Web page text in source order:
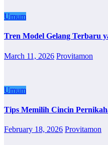
Umum
Tren Model Gelang Terbaru
March 11, 2026 Provitamon
Umum
Tips Memilih Cincin
February 18, 2026 Provitamon